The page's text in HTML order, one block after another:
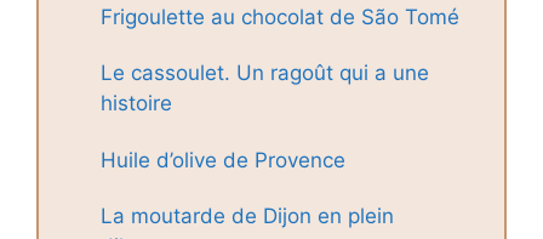
Frigoulette au chocolat de São Tomé
Le cassoulet. Un ragoût qui a une
histoire
Huile d’olive de Provence
La moutarde de Dijon en plein